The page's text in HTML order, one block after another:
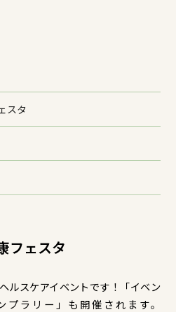
スタ
フェスタ
ルスケアイベントです！「イベン
プラリー」も開催されます。